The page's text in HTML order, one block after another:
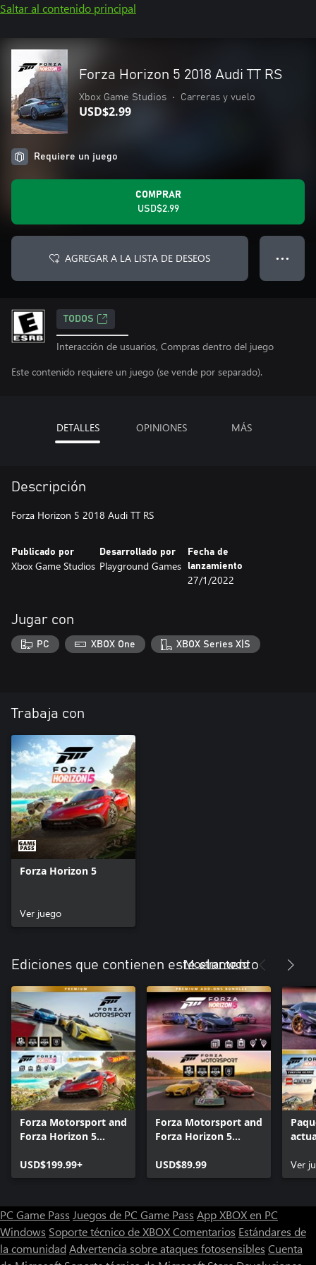
Saltar al contenido principal
Forza Horizon 5 2018 Audi TT RS
Xbox Game Studios • Carreras y vuelo
USD$2.99
Requiere un juego
COMPRAR
USD$2.99
AGREGAR A LA LISTA DE DESEOS ● ● ●
TODOS
Interacción de usuarios, Compras dentro del juego
Este contenido requiere un juego (se vende por separado).
DETALLES OPINIONES MÁS
Descripción
Forza Horizon 5 2018 Audi TT RS
Publicado por
Xbox Game Studios
Desarrollado por
Playground Games
Fecha de
lanzamiento
27/1/2022
Jugar con
PC XBOX One XBOX Series X|S
Trabaja con
Forza Horizon 5
Ver juego
Ediciones que contienen este elemento
Mostrar todo
Forza Motorsport and
Forza Horizon 5
Bundle
USD$199.99+
Forza Motorsport and
Forza Horizon 5
Bundle
USD$89.99 Ver
PC Game Pass Juegos de PC Game Pass App XBOX en PC
Windows Soporte técnico de XBOXComentarios Estándares de
la comunidad Advertencia sobre ataques fotosensibles Cuenta